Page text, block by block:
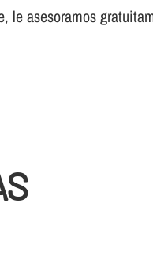
le asesoramos